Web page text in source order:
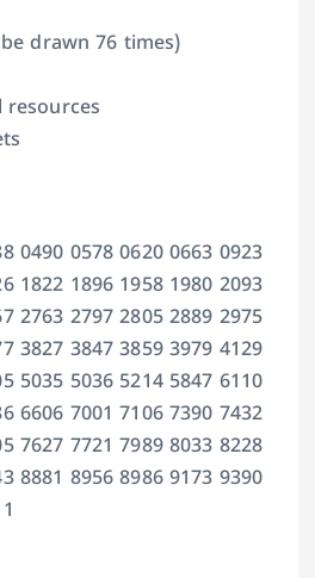
drawn 76 times)
resources
0490 0578 0620 0663 0923
1822 1896 1958 1980 2093
2763 2797 2805 2889 2975
3827 3847 3859 3979 4129
5035 5036 5214 5847 6110
6606 7001 7106 7390 7432
7627 7721 7989 8033 8228
8881 8956 8986 9173 9390